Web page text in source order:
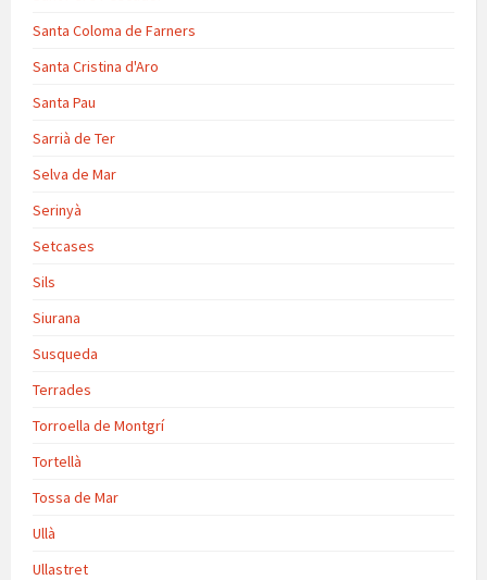
Santa Coloma de Farners
Santa Cristina d'Aro
Santa Pau
Sarrià de Ter
Selva de Mar
Serinyà
Setcases
Sils
Siurana
Susqueda
Terrades
Torroella de Montgrí
Tortellà
Tossa de Mar
Ullà
Ullastret